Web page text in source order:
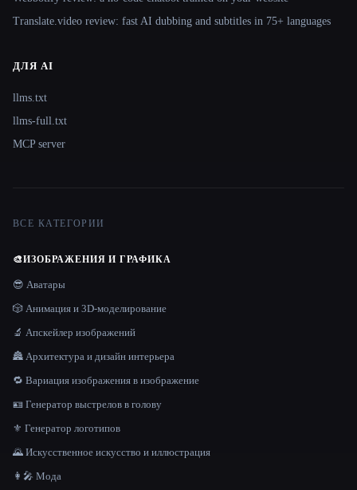
Translate.video review: fast AI dubbing and subtitles in 75+ languages
ДЛЯ AI
llms.txt
llms-full.txt
MCP server
ВСЕ КАТЕГОРИИ
🎨ИЗОБРАЖЕНИЯ И ГРАФИКА
😎 Аватары
🎲 Анимация и 3D-моделирование
🔬 Апскейлер изображений
🏯 Архитектура и дизайн интерьера
🔁 Вариация изображения в изображение
🪪 Генератор выстрелов в голову
⚜️ Генератор логотипов
🌄 Искусственное искусство и иллюстрация
👩‍🎤 Мода